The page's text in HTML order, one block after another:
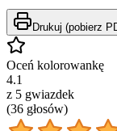
Drukuj (pobierz
Oceń kolorowankę
4.1
z 5 gwiazdek
(36 głosów)